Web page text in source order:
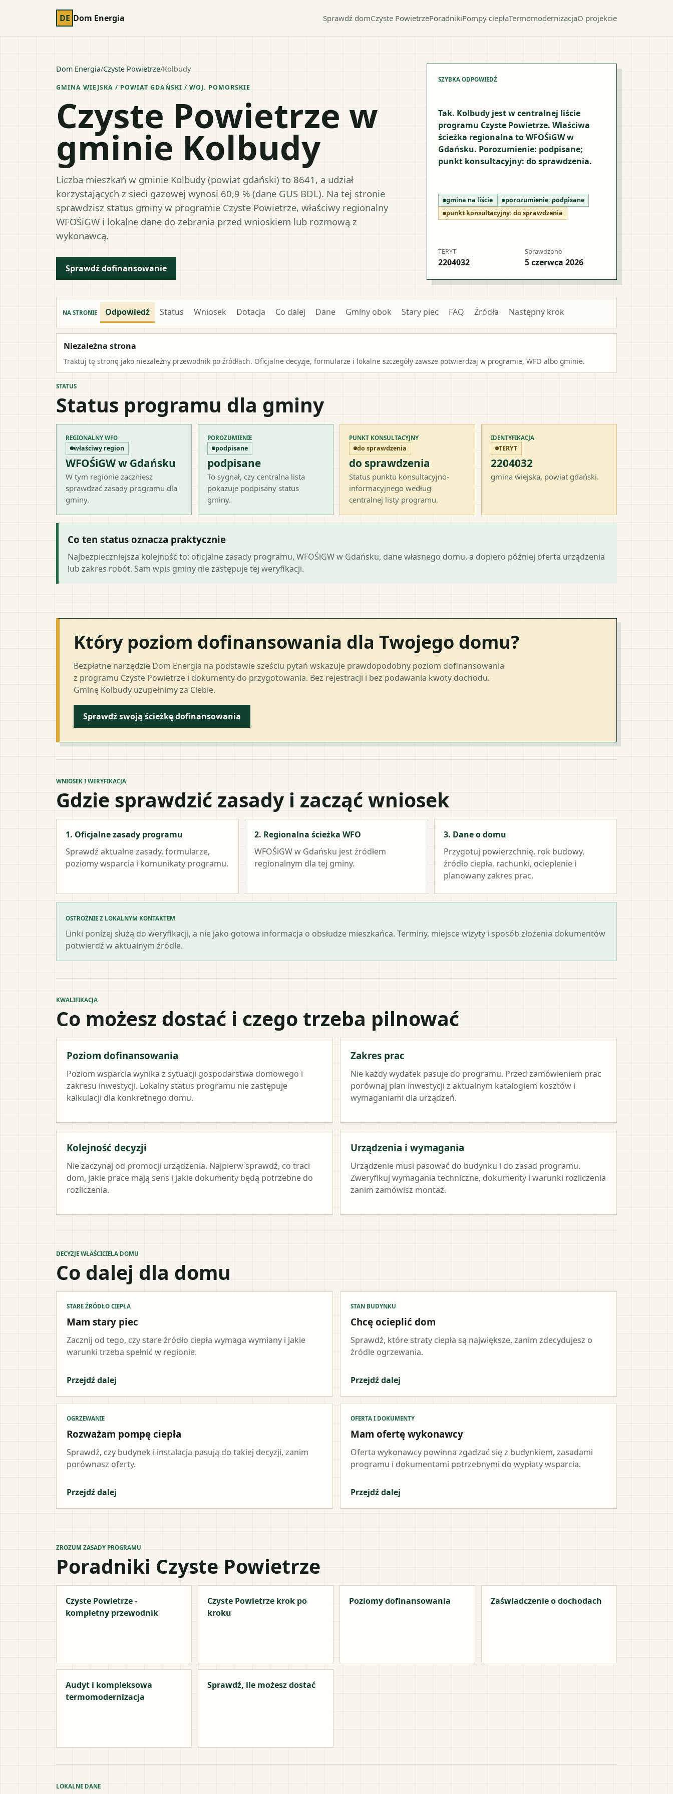
DE Dom Energia Sprawdź domCzyste PowietrzePoradnikiPompy ciepłaTermomodernizacjaO projekcie
Dom Energia/Czyste Powietrze/Kolbudy
GMINA WIEJSKA / POWIAT GDAŃSKI / WOJ. POMORSKIE
Czyste Powietrze w
gminie Kolbudy
Liczba mieszkań w gminie Kolbudy (powiat gdański) to 8641, a udział
korzystających z sieci gazowej wynosi 60,9 % (dane GUS BDL). Na tej stronie
sprawdzisz status gminy w programie Czyste Powietrze, właściwy regionalny
WFOŚiGW i lokalne dane do zebrania przed wnioskiem lub rozmową z
wykonawcą.
Sprawdź dofinansowanie
SZYBKA ODPOWIEDŹ
Tak. Kolbudy jest w centralnej liście
programu Czyste Powietrze. Właściwa
ścieżka regionalna to WFOŚiGW w
Gdańsku. Porozumienie: podpisane;
punkt konsultacyjny: do sprawdzenia.
gmina na liście porozumienie: podpisane
punkt konsultacyjny: do sprawdzenia
TERYT
2204032
Sprawdzono
5 czerwca 2026
NA STRONIE Odpowiedź Status Wniosek Dotacja Co dalej Dane Gminy obok Stary piec FAQ Źródła Następny krok
Niezależna strona
Traktuj tę stronę jako niezależny przewodnik po źródłach. Oficjalne decyzje, formularze i lokalne szczegóły zawsze potwierdzaj w programie, WFO albo gminie.
STATUS
Status programu dla gminy
REGIONALNY WFO
właściwy region
WFOŚiGW w Gdańsku
W tym regionie zaczniesz
sprawdzać zasady programu dla
gminy.
POROZUMIENIE
podpisane
podpisane
To sygnał, czy centralna lista
pokazuje podpisany status
gminy.
PUNKT KONSULTACYJNY
do sprawdzenia
do sprawdzenia
Status punktu konsultacyjno-
informacyjnego według
centralnej listy programu.
IDENTYFIKACJA
TERYT
2204032
gmina wiejska, powiat gdański.
Co ten status oznacza praktycznie
Najbezpieczniejsza kolejność to: oficjalne zasady programu, WFOŚiGW w Gdańsku, dane własnego domu, a dopiero później oferta urządzenia
lub zakres robót. Sam wpis gminy nie zastępuje tej weryfikacji.
Który poziom dofinansowania dla Twojego domu?
Bezpłatne narzędzie Dom Energia na podstawie sześciu pytań wskazuje prawdopodobny poziom dofinansowania
z programu Czyste Powietrze i dokumenty do przygotowania. Bez rejestracji i bez podawania kwoty dochodu.
Gminę Kolbudy uzupełnimy za Ciebie.
Sprawdź swoją ścieżkę dofinansowania
WNIOSEK I WERYFIKACJA
Gdzie sprawdzić zasady i zacząć wniosek
1. Oficjalne zasady programu
Sprawdź aktualne zasady, formularze,
poziomy wsparcia i komunikaty programu.
2. Regionalna ścieżka WFO
WFOŚiGW w Gdańsku jest źródłem
regionalnym dla tej gminy.
3. Dane o domu
Przygotuj powierzchnię, rok budowy,
źródło ciepła, rachunki, ocieplenie i
planowany zakres prac.
OSTROŻNIE Z LOKALNYM KONTAKTEM
Linki poniżej służą do weryfikacji, a nie jako gotowa informacja o obsłudze mieszkańca. Terminy, miejsce wizyty i sposób złożenia dokumentów
potwierdź w aktualnym źródle.
KWALIFIKACJA
Co możesz dostać i czego trzeba pilnować
Poziom dofinansowania
Poziom wsparcia wynika z sytuacji gospodarstwa domowego i
zakresu inwestycji. Lokalny status programu nie zastępuje
kalkulacji dla konkretnego domu.
Zakres prac
Nie każdy wydatek pasuje do programu. Przed zamówieniem prac
porównaj plan inwestycji z aktualnym katalogiem kosztów i
wymaganiami dla urządzeń.
Kolejność decyzji
Nie zaczynaj od promocji urządzenia. Najpierw sprawdź, co traci
dom, jakie prace mają sens i jakie dokumenty będą potrzebne do
rozliczenia.
Urządzenia i wymagania
Urządzenie musi pasować do budynku i do zasad programu.
Zweryfikuj wymagania techniczne, dokumenty i warunki rozliczenia
zanim zamówisz montaż.
DECYZJE WŁAŚCICIELA DOMU
Co dalej dla domu
STARE ŹRÓDŁO CIEPŁA
Mam stary piec
Zacznij od tego, czy stare źródło ciepła wymaga wymiany i jakie
warunki trzeba spełnić w regionie.
Przejdź dalej
STAN BUDYNKU
Chcę ocieplić dom
Sprawdź, które straty ciepła są największe, zanim zdecydujesz o
źródle ogrzewania.
Przejdź dalej
OGRZEWANIE
Rozważam pompę ciepła
Sprawdź, czy budynek i instalacja pasują do takiej decyzji, zanim
porównasz oferty.
Przejdź dalej
OFERTA I DOKUMENTY
Mam ofertę wykonawcy
Oferta wykonawcy powinna zgadzać się z budynkiem, zasadami
programu i dokumentami potrzebnymi do wypłaty wsparcia.
Przejdź dalej
ZROZUM ZASADY PROGRAMU
Poradniki Czyste Powietrze
Czyste Powietrze -
kompletny przewodnik
Czyste Powietrze krok po
kroku
Poziomy dofinansowania Zaświadczenie o dochodach
Audyt i kompleksowa
termomodernizacja
Sprawdź, ile możesz dostać
LOKALNE DANE